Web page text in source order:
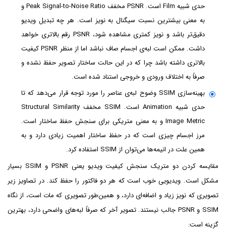
حدی شبیه Film است. PSNR مخفف Peak Signal-to-Noise Ratio و
به معنی بیشترین نسبت سیگنال به نویز است. هر چه تبدیل ویدیو
دقیق‌تر باشد و نویز کمتری مشاهده شود، PSNR رقم بالاتری خواهد
داشت. ممکن است لبه‌ی اجسام صاف نباشد اما از منظر PSNR کیفیت
بالاتری داشته باشد چرا که در این حالت ساختار تصویر حفظ نشده و
صرفاً به اختلاف ورودی و خروجی استناد شده است.
بهینه‌سازی SSIM وضوح لبه‌ی عناصر را مورد توجه قرار می‌دهد که تا
حدی شبیه Animation است. SSIM مخفف Structural Similarity
Image Metric و به معنی متریکی برای سنجش حفظ ساختار است.
مرز اجسام چیزی است که در حفظ ساختار اهمیت زیادی دارد و به
همین علت در انیمه‌ها می‌توان از SSIM استفاده کرد.
مقایسه کردن دو متریک سنجش کیفیت ویدیو یعنی PSNR و SSIM بسیار
مشکل است. ویدیویی خوب است که هر دو فاکتور را حفظ کند. در تصاویز زیر
تصویری که نویز زیاد و اضافه‌ای دارد، و همین‌طور تصویری که مات است، از نگاه
SSIM و PSNR جالب نیستند. تصویر آخر که صرفاً لبه‌های واضحی دارد، بهترین
گزینه است: